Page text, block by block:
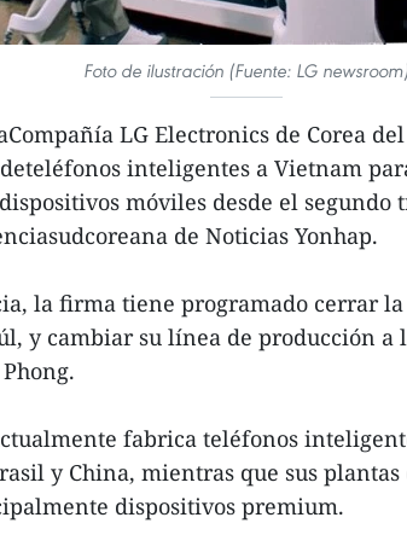
Foto de ilustración (Fuente: LG
LG Electronics de Corea
inteligentes a Vietnam
móviles desde el segundo
de Noticias Yonhap.
la firma tiene programado cerrar
y cambiar su línea de producción
fabrica teléfonos
y China, mientras que sus plantas
dispositivos premium.